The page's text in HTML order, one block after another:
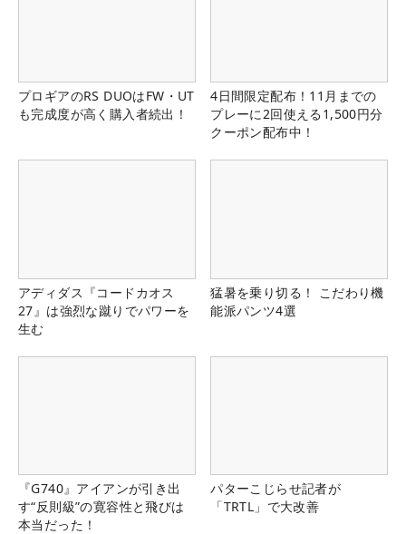
プロギアのRS DUOはFW・UT
も完成度が高く購入者続出！
4日間限定配布！11月までの
プレーに2回使える1,500円分
クーポン配布中！
アディダス『コードカオス
27』は強烈な蹴りでパワーを
生む
猛暑を乗り切る！ こだわり機
能派パンツ4選
『G740』アイアンが引き出
す“反則級”の寛容性と飛びは
本当だった！
パターこじらせ記者が
「TRTL」で大改善